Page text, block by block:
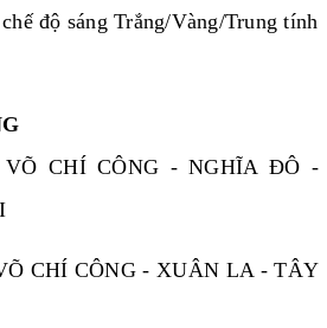
độ sáng Trắng/Vàng/Trung tính
VÕ CHÍ CÔNG - NGHĨA ĐÔ -
CHÍ CÔNG - XUÂN LA - TÂY